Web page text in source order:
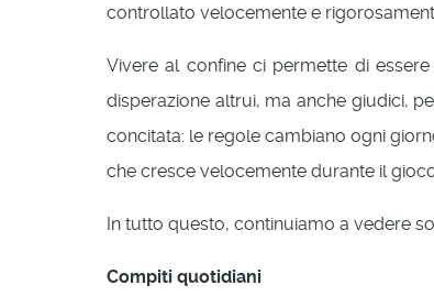
controllato velocemente e
Vivere al confine ci permette di
disperazione altrui, ma anche giudici,
concitata: le regole cambiano ogni
che cresce velocemente durante il
In tutto questo, continuiamo a vedere
Compiti quotidiani